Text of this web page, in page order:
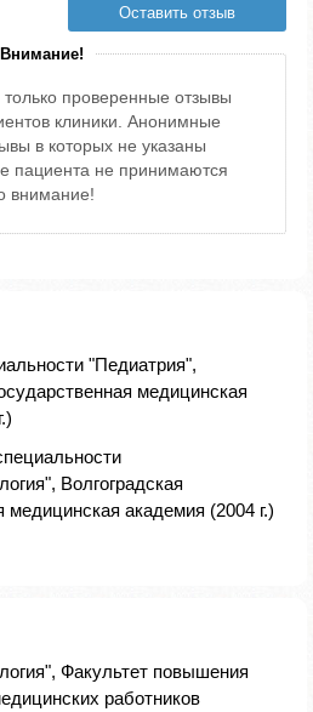
Оставить отзыв
Внимание!
проверенные отзывы
клиники. Анонимные
в которых не указаны
пациента не принимаются
внимание!
"Педиатрия",
медицинская
Волгоградская
медицинская академия (2004 г.)
Факультет повышения
работников